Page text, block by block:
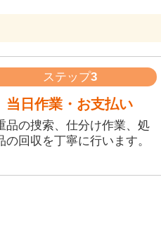
ステップ3
当日作業・お支払い
品の捜索、仕分け作業、処
の回収を丁寧に行います。